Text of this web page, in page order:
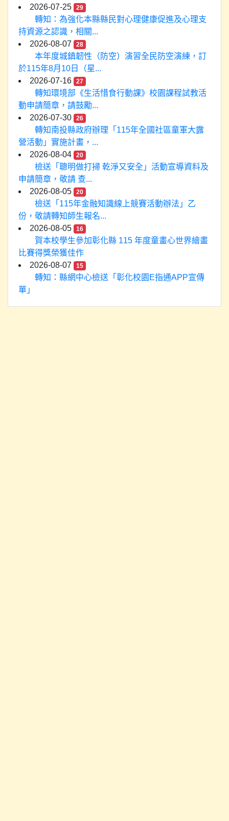
2026-07-25
29
轉知：為強化本縣縣民對心理健康促進及心理支
持資源之認識，相關...
2026-08-07
28
本年度城鎮韌性（防空）演習全民防空演練，訂
於115年8月10日（星...
2026-07-16
27
轉知環境部《生活惜食行動課》校園課程試教活
動申請簡章，請鼓勵...
2026-07-30
26
轉知南投縣政府辦理「115年全國社區童軍大露
營活動」實施計畫，...
2026-08-04
20
檢送「聰明做打掃 乾淨又安全」活動宣導資料及
申請簡章，敬請 查...
2026-08-05
20
檢送「115年金融知識線上競賽活動辦法」乙
份，敬請轉知師生報名...
2026-08-05
16
賀本校學生參加彰化縣 115 年度童畫心世界繪畫
比賽得獎榮獲佳作
2026-08-07
15
轉知：縣網中心檢送「彰化校園E指通APP宣傳
單」